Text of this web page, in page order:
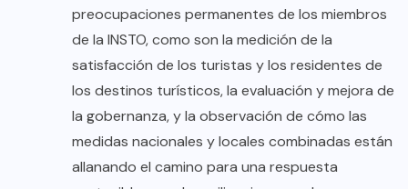
preocupaciones permanentes de los miembros
de la INSTO, como son la medición de la
satisfacción de los turistas y los residentes de
los destinos turísticos, la evaluación y mejora de
la gobernanza, y la observación de cómo las
medidas nacionales y locales combinadas están
allanando el camino para una respuesta